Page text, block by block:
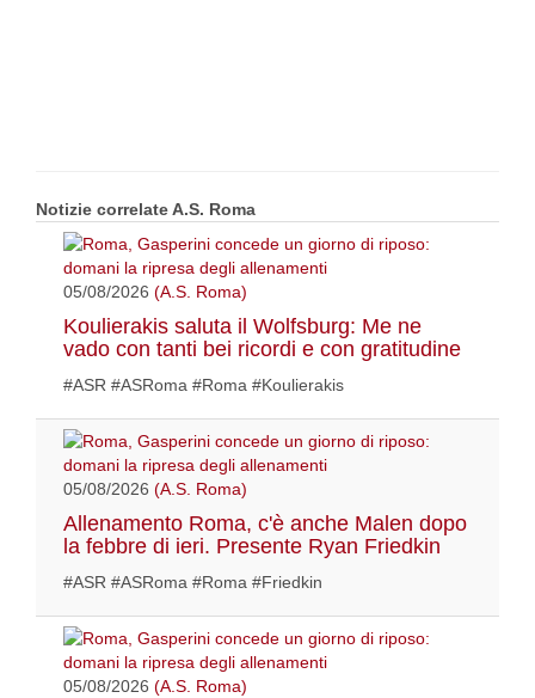
Notizie correlate A.S. Roma
05/08/2026 (A.S. Roma)
Koulierakis saluta il Wolfsburg: Me ne
vado con tanti bei ricordi e con gratitudine
#ASR #ASRoma #Roma #Koulierakis
05/08/2026 (A.S. Roma)
Allenamento Roma, c'è anche Malen dopo
la febbre di ieri. Presente Ryan Friedkin
#ASR #ASRoma #Roma #Friedkin
05/08/2026 (A.S. Roma)